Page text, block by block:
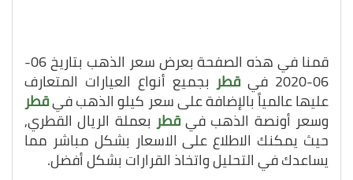
قمنا في هذه الصفحة بعرض سعر الذهب بتاريخ 06-
06-2020 في قطربجميع أنواع العيارات المتعارف
عليها عالمياً بالإضافة على سعر كيلو الذهب فيقطر
وسعر أونصة الذهب فيقطر بعملة الريال القطري,
حيث يمكنك الاطلاع على الاسعار بشكل مباشر مما
يساعدك في التحليل واتخاذ القرارات بشكل أفضل.